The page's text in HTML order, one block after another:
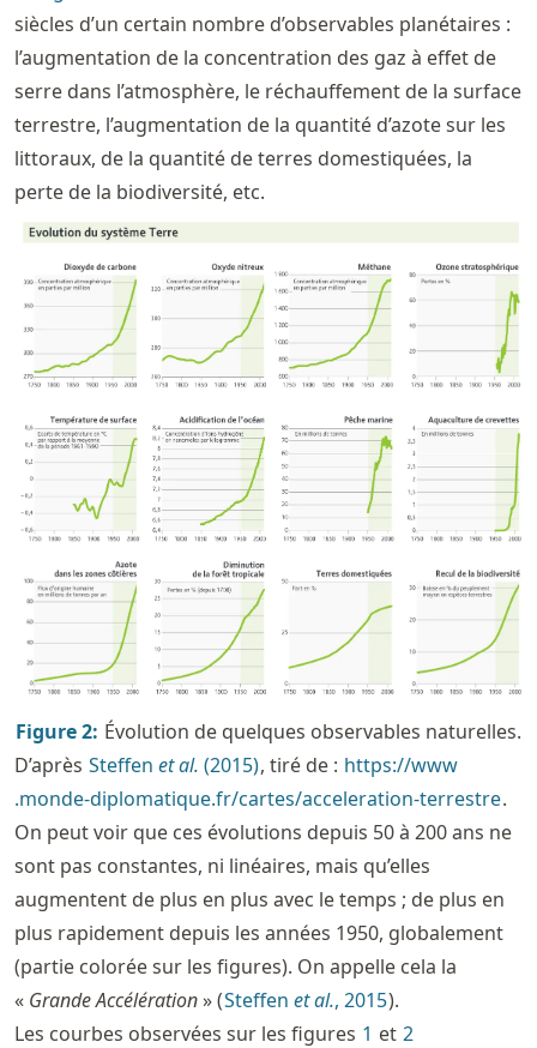
siècles d’un certain nombre d’observables planétaires :
l’augmentation de la concentration des gaz à effet de
serre dans l’atmosphère, le réchauffement de la surface
terrestre, l’augmentation de la quantité d’azote sur les
littoraux, de la quantité de terres domestiquées, la
perte de la biodiversité, etc.
Figure2: Évolution de quelques observables naturelles.
D’après Steffen et al. (2015), tiré de : https://www
.monde-diplomatique.fr/cartes/acceleration-terrestre.
On peut voir que ces évolutions depuis 50 à 200 ans ne
sont pas constantes, ni linéaires, mais qu’elles
augmentent de plus en plus avec le temps ; de plus en
plus rapidement depuis les années 1950, globalement
(partie colorée sur les figures). On appelle cela la
« Grande Accélération» Steffen et al., 2015 .
Les courbes observées sur les figures 1 et 2